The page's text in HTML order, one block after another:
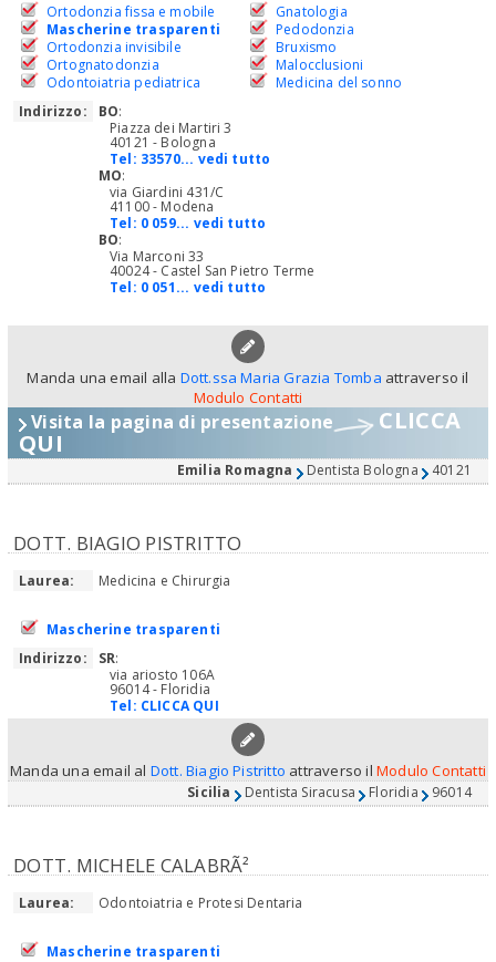
Ortodonzia fissa e mobile
Mascherine trasparenti
Ortodonzia invisibile
Ortognatodonzia
Odontoiatria pediatrica
Gnatologia
Pedodonzia
Bruxismo
Malocclusioni
Medicina del sonno
Indirizzo:
BO:
Piazza dei Martiri 3
40121 - Bologna
Tel: 33570... vedi tutto
MO:
via Giardini 431/C
41100 - Modena
Tel: 0 059... vedi tutto
BO:
Via Marconi 33
40024 - Castel San Pietro Terme
Tel: 0 051... vedi tutto
Manda una email alla Dott.ssa Maria Grazia Tomba attraverso il
Modulo Contatti
Visita la pagina di presentazione CLICCA
QUI
Emilia Romagna Dentista Bologna 40121
DOTT. BIAGIO PISTRITTO
Laurea: Medicina e Chirurgia
Mascherine trasparenti
Indirizzo:
SR:
via ariosto 106A
96014 - Floridia
Tel: CLICCA QUI
Manda una email al Dott. Biagio Pistritto attraverso ilModulo Contatti
Sicilia Dentista Siracusa Floridia 96014
DOTT. MICHELE CALABRÃ²
Laurea: Odontoiatria e Protesi Dentaria
Mascherine trasparenti